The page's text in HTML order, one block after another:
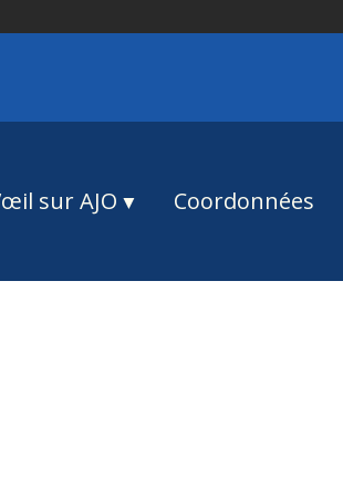
sur AJO Coordonnées